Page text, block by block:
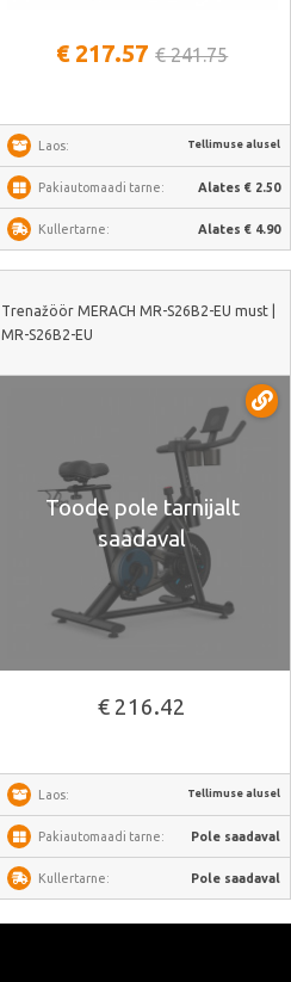
€ 217.57 € 241.75
Laos: Tellimuse alusel
Pakiautomaadi tarne: Alates € 2.50
Kullertarne: Alates € 4.90
Trenažöör MERACH MR-S26B2-EU must |
MR-S26B2-EU
Toode pole tarnijalt
saadaval
€ 216.42
Laos: Tellimuse alusel
Pakiautomaadi tarne: Pole saadaval
Kullertarne: Pole saadaval